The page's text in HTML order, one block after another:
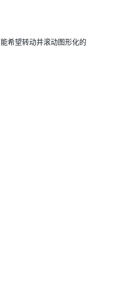
希望转动并滚动图形化的